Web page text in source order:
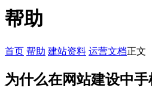
帮助
首页 帮助 建站资料 运营文档正文
为什么在网站建设中